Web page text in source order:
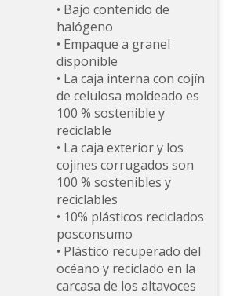
• Bajo contenido de
halógeno
• Empaque a granel
disponible
• La caja interna con cojín
de celulosa moldeado es
100 % sostenible y
reciclable
• La caja exterior y los
cojines corrugados son
100 % sostenibles y
reciclables
• 10% plásticos reciclados
posconsumo
• Plástico recuperado del
océano y reciclado en la
carcasa de los altavoces